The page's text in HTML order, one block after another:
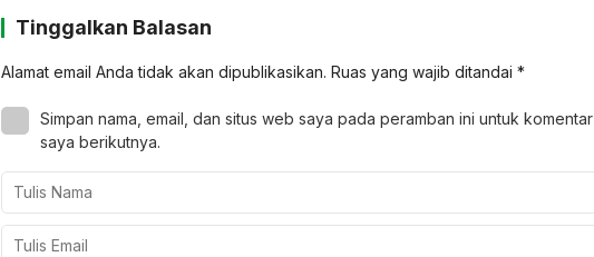
Tinggalkan Balasan
Alamat email Anda tidak akan dipublikasikan. Ruas yang wajib ditandai *
Simpan nama, email, dan situs web saya pada peramban ini untuk komentar
saya berikutnya.